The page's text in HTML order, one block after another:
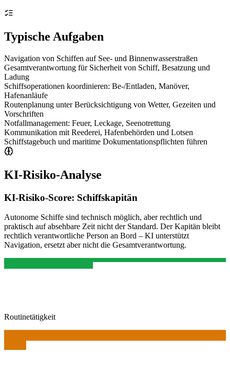
Typische Aufgaben
Navigation von Schiffen auf See- und Binnenwasserstraßen
Gesamtverantwortung für Sicherheit von Schiff, Besatzung und
Ladung
Schiffsoperationen koordinieren: Be-/Entladen, Manöver,
Hafenanläufe
Routenplanung unter Berücksichtigung von Wetter, Gezeiten und
Vorschriften
Notfallmanagement: Feuer, Leckage, Seenotrettung
Kommunikation mit Reederei, Hafenbehörden und Lotsen
Schiffstagebuch und maritime Dokumentationspflichten führen
KI-Risiko-Analyse
KI-Risiko-Score: Schiffskapitän
Autonome Schiffe sind technisch möglich, aber rechtlich und
praktisch auf absehbare Zeit nicht der Standard. Der Kapitän bleibt
rechtlich verantwortliche Person an Bord – KI unterstützt
Navigation, ersetzt aber nicht die Gesamtverantwortung.
Routinetätigkeit